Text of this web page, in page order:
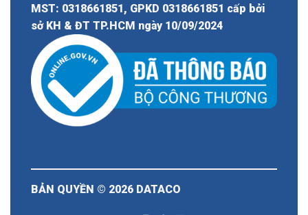
MST: 0318661851, GPKD 0318661851 cấp bởi
sở KH & ĐT TP.HCM ngày 10/09/2024
BẢN QUYỀN © 2026 DATACO